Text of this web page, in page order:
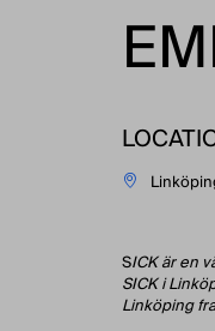
SICK är en
SICK i
Linköping